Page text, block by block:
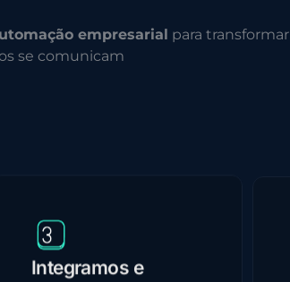
empresarial para transformar
se comunicam
Integramos e